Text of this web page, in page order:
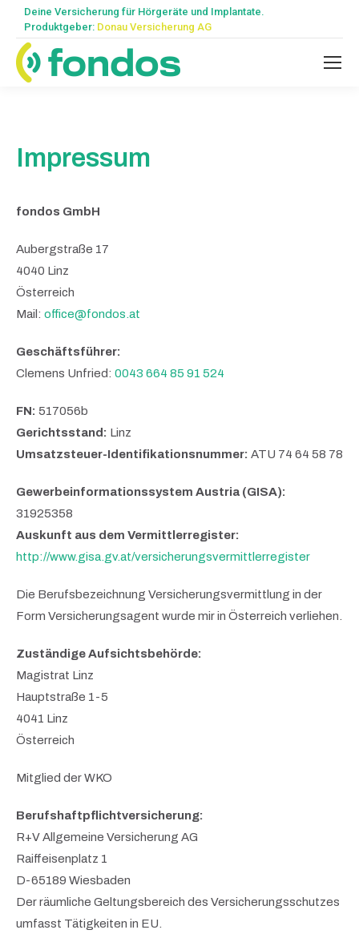
Deine Versicherung für Hörgeräte und Implantate.
Produktgeber: Donau Versicherung AG
Impressum
fondos GmbH
Aubergstraße 17
4040 Linz
Österreich
Mail: office@fondos.at
Geschäftsführer:
Clemens Unfried: 0043 664 85 91 524
FN: 517056b
Gerichtsstand: Linz
Umsatzsteuer-Identifikationsnummer: ATU 74 64 58 78
Gewerbeinformationssystem Austria (GISA):
31925358
Auskunft aus dem Vermittlerregister:
http://www.gisa.gv.at/versicherungsvermittlerregister
Die Berufsbezeichnung Versicherungsvermittlung in der
Form Versicherungsagent wurde mir in Österreich verliehen.
Zuständige Aufsichtsbehörde:
Magistrat Linz
Hauptstraße 1-5
4041 Linz
Österreich
Mitglied der WKO
Berufshaftpflichtversicherung:
R+V Allgemeine Versicherung AG
Raiffeisenplatz 1
D-65189 Wiesbaden
Der räumliche Geltungsbereich des Versicherungsschutzes
umfasst Tätigkeiten in EU.